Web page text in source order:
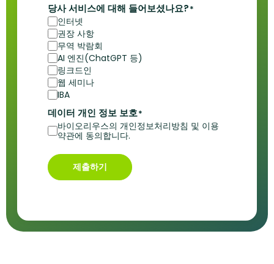
당사 서비스에 대해 들어보셨나요?*
인터넷
권장 사항
무역 박람회
AI 엔진(ChatGPT 등)
링크드인
웹 세미나
IBA
데이터 개인 정보 보호*
바이오리우스의 개인정보처리방침 및 이용
약관에 동의합니다.
제출하기